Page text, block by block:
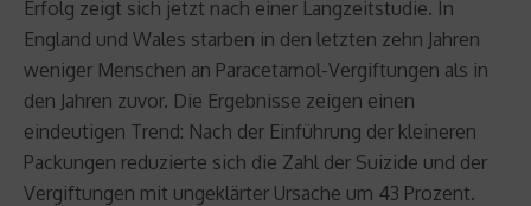
Erfolg zeigt sich jetzt nach einer Langzeitstudie. In
England und Wales starben in den letzten zehn Jahren
weniger Menschen an Paracetamol-Vergiftungen als in
den Jahren zuvor. Die Ergebnisse zeigen einen
eindeutigen Trend: Nach der Einführung der kleineren
Packungen reduzierte sich die Zahl der Suizide und der
Vergiftungen mit ungeklärter Ursache um 43 Prozent.